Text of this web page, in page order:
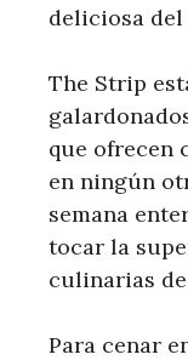
deliciosa del
The Strip
que ofrecen
en ningún
semana
tocar la
culinarias
Para cenar